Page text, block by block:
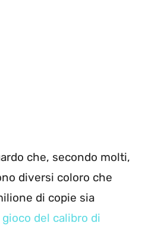
che, secondo molti,
diversi coloro che
di copie sia
gioco del calibro di